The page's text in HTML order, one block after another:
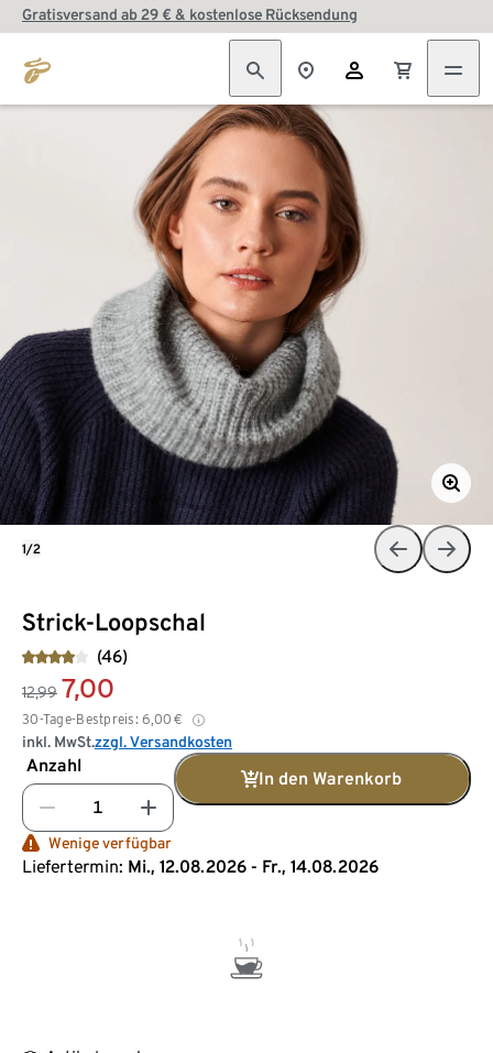
Gratisversand ab 29 € & kostenlose Rücksendung
Strick-Loopschal
(46)
12,99 7,00
30-Tage-Bestpreis: 6,00 €
inkl. MwSt.zzgl. Versandkosten
Anzahl
In den Warenkorb
Wenige verfügbar
Liefertermin: Mi., 12.08.2026 - Fr., 14.08.2026
1/2